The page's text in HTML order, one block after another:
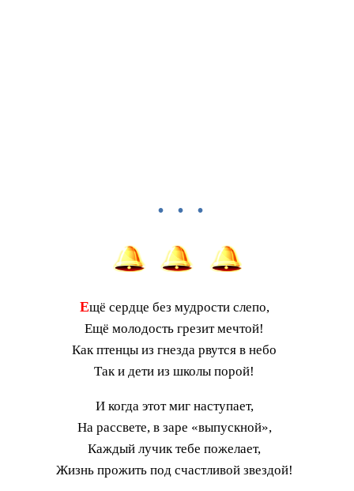
• • •
Ещё сердце без мудрости слепо,
Ещё молодость грезит мечтой!
Как птенцы из гнезда рвутся в небо
Так и дети из школы порой!
И когда этот миг наступает,
На рассвете, в заре «выпускной»,
Каждый лучик тебе пожелает,
Жизнь прожить под счастливой звездой!